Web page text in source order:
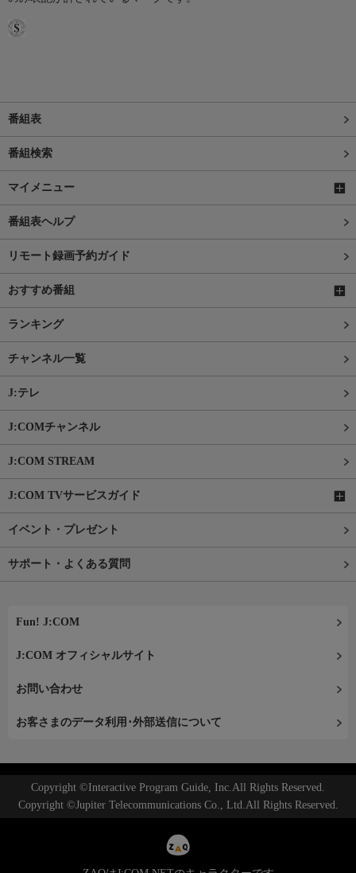
番組表
番組検索
マイメニュー
番組表ヘルプ
リモート録画予約ガイド
おすすめ番組
ランキング
チャンネル一覧
J:テレ
J:COMチャンネル
J:COM STREAM
J:COM TVサービスガイド
イベント・プレゼント
サポート・よくある質問
Fun! J:COM
J:COM オフィシャルサイト
お問い合わせ
お客さまのデータ利用･外部送信について
Copyright ©Interactive Program Guide, Inc.All Rights Reserved.
Copyright ©Jupiter Telecommunications Co., Ltd.All Rights Reserved.